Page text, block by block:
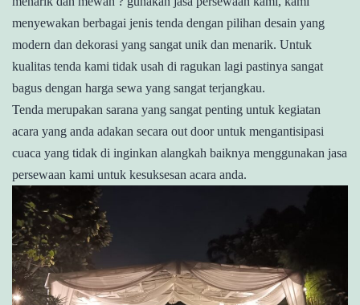
menyewakan berbagai jenis tenda dengan pilihan desain yang
modern dan dekorasi yang sangat unik dan menarik. Untuk
kualitas tenda kami tidak usah di ragukan lagi pastinya sangat
bagus dengan harga sewa yang sangat terjangkau.
Tenda merupakan sarana yang sangat penting untuk kegiatan
acara yang anda adakan secara out door untuk mengantisipasi
cuaca yang tidak di inginkan alangkah baiknya menggunakan jasa
persewaan kami untuk kesuksesan acara anda.